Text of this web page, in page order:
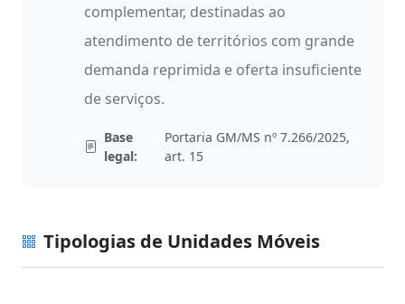
complementar, destinadas ao
atendimento de territórios com grande
demanda reprimida e oferta insuficiente
de serviços.
Base
legal:
Portaria GM/MS nº 7.266/2025,
art. 15
Tipologias de Unidades Móveis